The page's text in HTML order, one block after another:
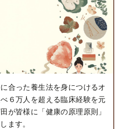
合った養生法を身につけるオ
６万人を超える臨床経験を元
が皆様に「健康の原理原則」
ます。